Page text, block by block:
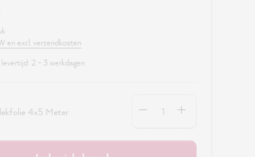
en excl. verzendkosten
2 - 3 werkdagen
4x5 Meter